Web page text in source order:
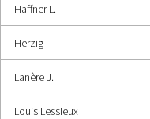
Haffner L.
Herzig
Lanère J.
Louis Lessieux